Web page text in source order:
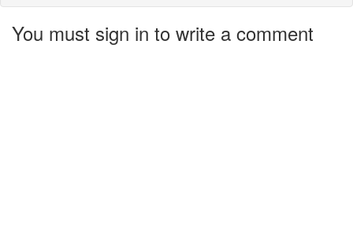
You must sign in to write a comment